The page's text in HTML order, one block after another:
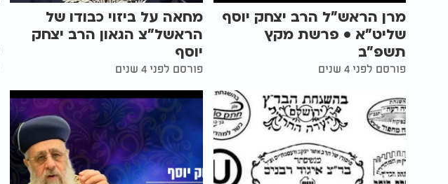
מרן הראש"ל הרב יצחק יוסף
שליט"א • פרשת מקץ
תשפ"ב
פורסם לפני 4 שנים
מחאה על ביזוי כבודו של
הראשל"צ הגאון הרב יצחק
יוסף
פורסם לפני 4 שנים